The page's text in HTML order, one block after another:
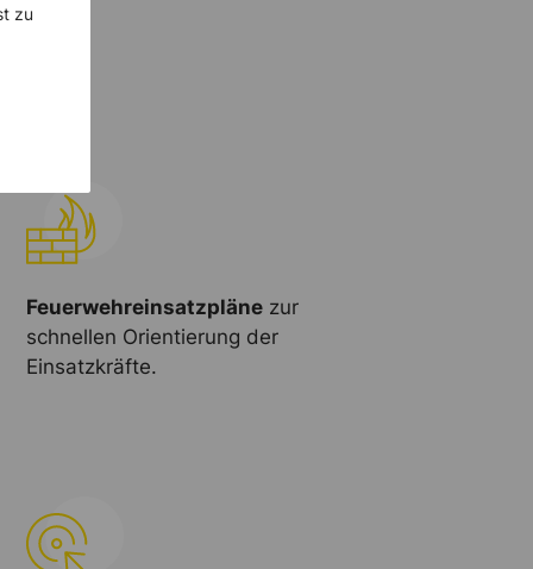
Feuerwehreinsatzpläne zur
schnellen Orientierung der
Einsatzkräfte.
zu